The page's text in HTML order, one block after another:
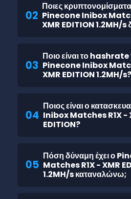
02
Ποιες
Pinecone Inibox
XMR EDITION 1.2MH/s
03
Ποιο είναι το hashrate
Pinecone Inibox
XMR EDITION 1.2MH/s?
04
Ποιος είναι ο
Inibox Matches R1X -
EDITION?
05
Πόση δύναμη έχει ο
Matches R1X - XMR
1.2MH/s καταναλώνω;